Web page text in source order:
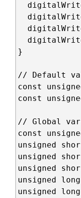
}
// Default
const
const
// Global
const
unsigned
unsigned
unsigned
unsigned
unsigned